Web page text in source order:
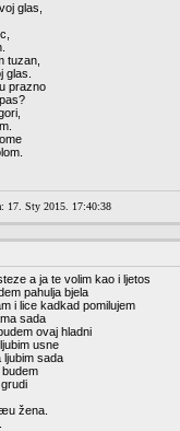
glas,
tuzan,
glas.
prazno
17. Sty 2015. 17:40:38
a ja te volim kao i ljetos
pahulja bjela
i lice kadkad pomilujem
sada
ovaj hladni
usne
ljubim sada
budem
žena.